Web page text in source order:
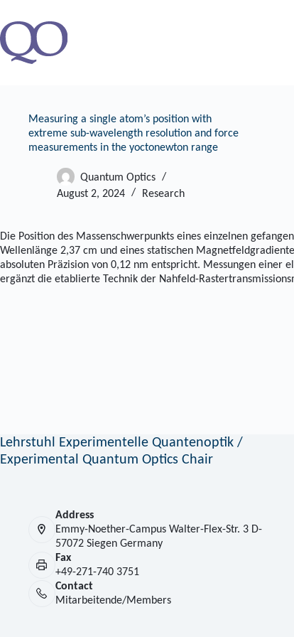
Inhalt
springen
Measuring a single atom’s position with
extreme sub-wavelength resolution and force
measurements in the yoctonewton range
Quantum Optics
August 2, 2024
Research
Die Position des Massenschwerpunkts eines einzelnen
Wellenlänge 2,37 cm und eines statischen
absoluten Präzision von 0,12 nm entspricht. Messungen einer
ergänzt die etablierte Technik der Nahfeld-
Lehrstuhl Experimentelle Quantenoptik /
Experimental Quantum Optics Chair
Address
Emmy-Noether-Campus Walter-Flex-Str. 3 D-
57072 Siegen Germany
Fax
+49-271-740 3751
Contact
Mitarbeitende/Members